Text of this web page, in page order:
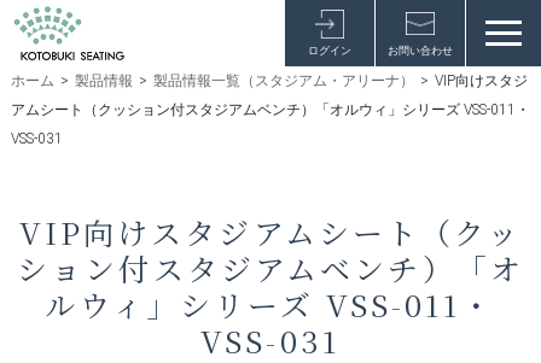
ログイン お問い合わせ
ホーム > 製品情報 > 製品情報一覧（スタジアム・アリーナ） > VIP向けスタジ
アムシート（クッション付スタジアムベンチ）「オルウィ」シリーズ VSS-011・
VSS-031
VIP向けスタジアムシート（クッ
ション付スタジアムベンチ）「オ
ルウィ」シリーズ VSS-011・
VSS-031